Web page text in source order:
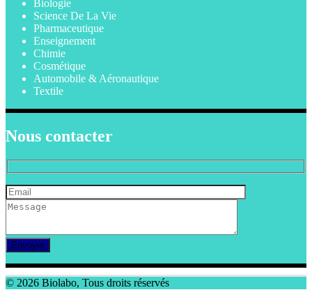
Biologie
Science De La Vie
Pharmaceutique
Enseignement
Chimie
Cosmétique
Automobile & Aéronautique
Textile
Nous contacter
© 2026 Biolabo, Tous droits réservés